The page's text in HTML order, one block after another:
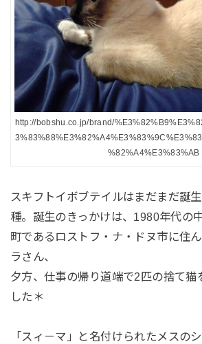
http://bobshu.co.jp/brand/
%82%A4%E3%83%AB
スキフトイボブテイルはまだまだ誕
種。誕生のきっかけは、1980年代の
町であるロストフ・ナ・ドヌ市に住
ラさん、
夕方、仕事の帰り道端で2匹の捨て猫
した＊
「スィ－マ」と名付けられたメスの